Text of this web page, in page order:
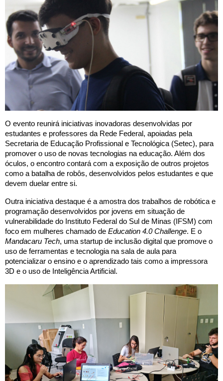
O evento reunirá iniciativas inovadoras desenvolvidas por
estudantes e professores da Rede Federal, apoiadas pela
Secretaria de Educação Profissional e Tecnológica (Setec), para
promover o uso de novas tecnologias na educação. Além dos
óculos, o encontro contará com a exposição de outros projetos
como a batalha de robôs, desenvolvidos pelos estudantes e que
devem duelar entre si.
Outra iniciativa destaque é a amostra dos trabalhos de robótica e
programação desenvolvidos por jovens em situação de
vulnerabilidade do Instituto Federal do Sul de Minas (IFSM) com
foco em mulheres chamado de Education 4.0 Challenge. E o
Mandacaru Tech, uma startup de inclusão digital que promove o
uso de ferramentas e tecnologia na sala de aula para
potencializar o ensino e o aprendizado tais como a impressora
3D e o uso de Inteligência Artificial.